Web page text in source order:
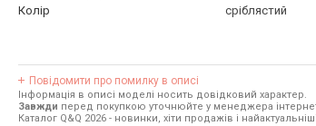
Колір
сріблястий
Повідомити про помилку в описі
Інформація в описі моделі носить довідковий характер.
Завжди перед покупкою уточнюйте у менеджера
Каталог Q&Q 2026 - новинки, хіти продажів і